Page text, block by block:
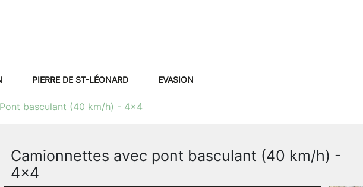
PIERRE DE ST-LÉONARD EVASION
Pont basculant (40 km/h) - 4x4
Camionnettes avec pont basculant (40 km/h) -
4x4